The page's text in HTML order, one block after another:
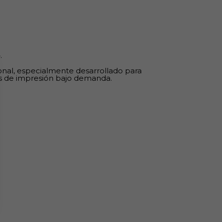
especialmente desarrollado para
impresión bajo demanda.